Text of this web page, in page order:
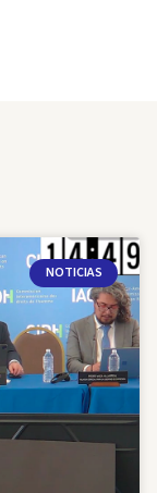
NOTICIAS